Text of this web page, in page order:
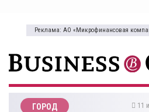
Реклама: АО «Микрофинансовая
ГОРОД 11